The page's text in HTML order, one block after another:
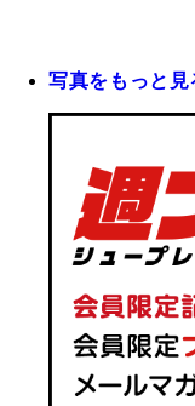
写真をもっと見